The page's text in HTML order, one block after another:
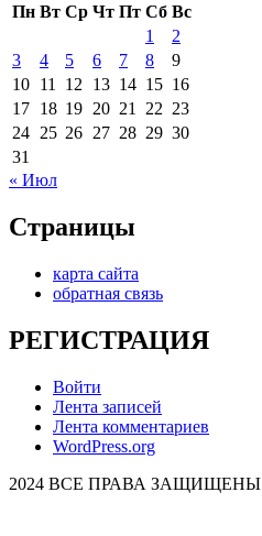
Пн Вт Ср Чт Пт Сб Вс
1
2
3
4 5 6 7 8
9
10 11 12 13 14 15 16
17 18 19 20 21 22 23
24 25 26 27 28 29 30
31
« Июл
Страницы
карта сайта
обратная связь
РЕГИСТРАЦИЯ
Войти
Лента записей
Лента комментариев
WordPress.org
2024 ВСЕ ПРАВА ЗАЩИЩЕНЫ